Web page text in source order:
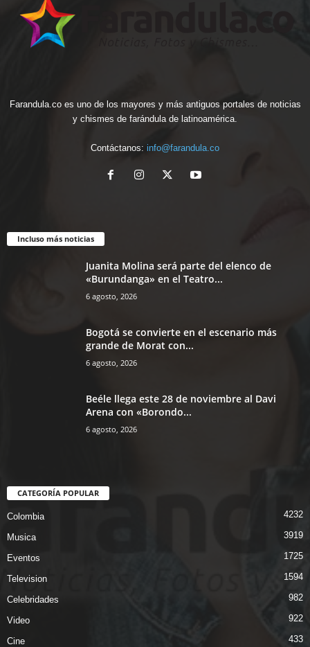
Farandula.co es uno de los mayores y más antiguos portales de noticias
y chismes de farándula de latinoamérica.
Contáctanos: info@farandula.co
Incluso más noticias
Juanita Molina será parte del elenco de
«Burundanga» en el Teatro...
6 agosto, 2026
Bogotá se convierte en el escenario más
grande de Morat con...
6 agosto, 2026
Beéle llega este 28 de noviembre al Davi
Arena con «Borondo...
6 agosto, 2026
CATEGORÍA POPULAR
Colombia 4232
Musica 3919
Eventos 1725
Television 1594
Celebridades 982
Video 922
Cine 433